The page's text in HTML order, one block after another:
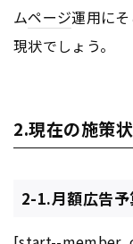
ムページ運用に
現状でしょう。
2.現在の施策
2-1.月額広告